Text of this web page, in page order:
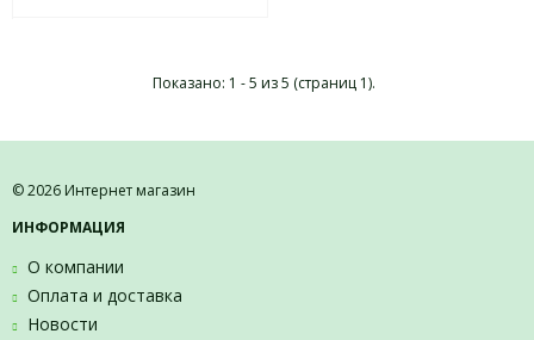
Показано: 1 - 5 из 5 (страниц 1).
© 2026 Интернет магазин
ИНФОРМАЦИЯ
О компании
Оплата и доставка
Новости